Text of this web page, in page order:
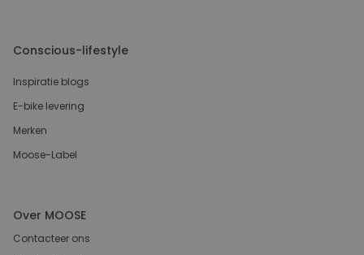
Conscious-lifestyle
Inspiratie blogs
E-bike levering
Merken
Moose-Label
Over MOOSE
Contacteer ons